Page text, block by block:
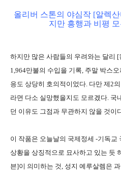
올리버 스톤의 야심작 [알렉
지만 흥행과 비평
하지만 많은 사람들의 우려와는 달리
1,964만불의 수입을 기록, 주말 박스
응도 상당히 호의적이었다. 다만 제2
라면 다소 실망했을지도 모르겠다. 국
던 이유도 그점과 무관하지 않을 것이
이 작품은 오늘날의 국제정세 -기독교
상황을 상징적으로 묘사하고 있는 듯
븐]이 의미하는 것, 성지 예루살렘은